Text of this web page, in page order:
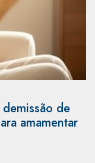
de
amamentar